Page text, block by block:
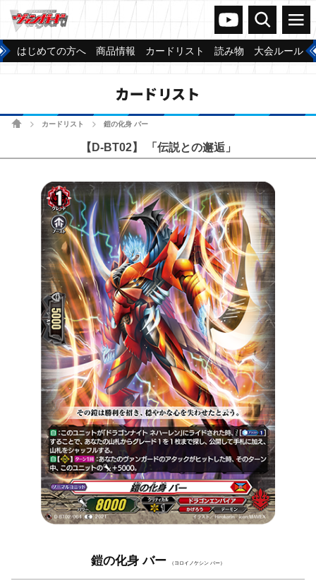
ヴァンガードch
検索 メニュー
はじめての方へ 商品情報 カードリスト 読み物 大会ルール
カードリスト
ホームカードリスト 鎧の化身 バー
【D-BT02】 「伝説との邂逅」
鎧の化身 バー （ヨロイノケシン バー）